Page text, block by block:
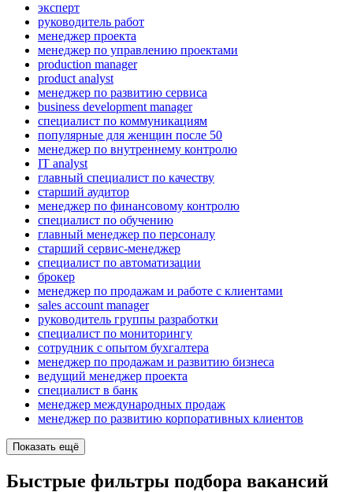
эксперт
руководитель работ
менеджер проекта
менеджер по управлению проектами
production manager
product analyst
менеджер по развитию сервиса
business development manager
специалист по коммуникациям
популярные для женщин после 50
менеджер по внутреннему контролю
IT analyst
главный специалист по качеству
старший аудитор
менеджер по финансовому контролю
специалист по обучению
главный менеджер по персоналу
старший сервис-менеджер
специалист по автоматизации
брокер
менеджер по продажам и работе с клиентами
sales account manager
руководитель группы разработки
специалист по мониторингу
сотрудник с опытом бухгалтера
менеджер по продажам и развитию бизнеса
ведущий менеджер проекта
специалист в банк
менеджер международных продаж
менеджер по развитию корпоративных клиентов
Показать ещё
Быстрые фильтры подбора вакансий